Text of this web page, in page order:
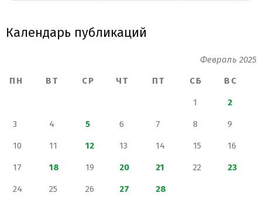
Календарь публикаций
Февраль 2025
ПН
ВТ СР ЧТ ПТ СБ ВС
1 2
3 4 5 6 7 8 9
10 11 12 13 14 15 16
17 18 19 20 21 22 23
24 25 26 27 28